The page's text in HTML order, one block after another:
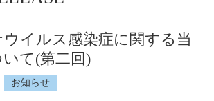
イルス感染症に関する当
て(第二回)
お知らせ